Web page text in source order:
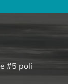
#5 poli